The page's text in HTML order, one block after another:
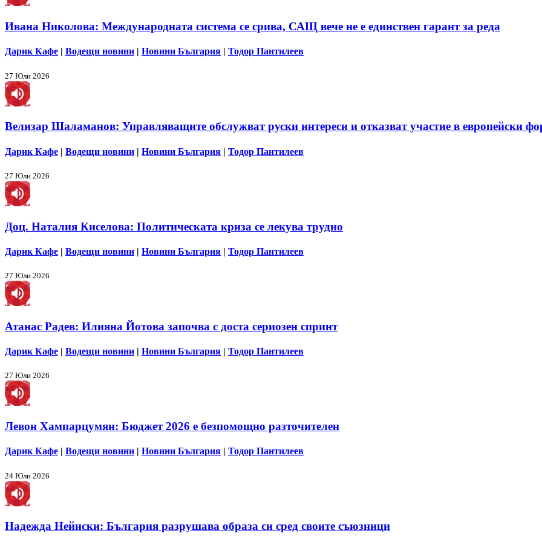
Ивана Николова: Международната система се срива, САЩ вече не е единствен гарант за реда
Дарик Кафе | Водещи новини | Новини България | Тодор Пантилеев
27 Юли 2026
Велизар Шаламанов: Управляващите обслужват руски интереси и отказват участие в европейски
Дарик Кафе | Водещи новини | Новини България | Тодор Пантилеев
27 Юли 2026
Доц. Наталия Киселова: Политическата криза се лекува трудно
Дарик Кафе | Водещи новини | Новини България | Тодор Пантилеев
27 Юли 2026
Атанас Радев: Илияна Йотова започва с доста сериозен спринт
Дарик Кафе | Водещи новини | Новини България | Тодор Пантилеев
27 Юли 2026
Левон Хампарцумян: Бюджет 2026 е безпомощно разточителен
Дарик Кафе | Водещи новини | Новини България | Тодор Пантилеев
24 Юли 2026
Надежда Нейнски: България разрушава образа си сред своите съюзници